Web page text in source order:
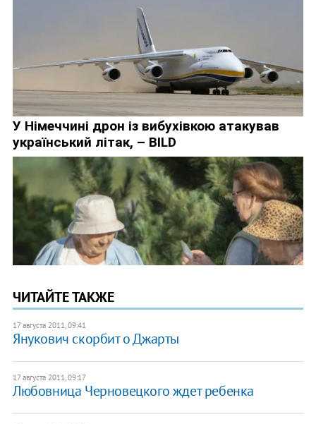
ЧИТАЙТЕ ТАКЖЕ
17 августа 2011, 09:41
Янукович скорбит о Джарты
17 августа 2011, 09:17
Любовница Черновецкого ждет ребенка